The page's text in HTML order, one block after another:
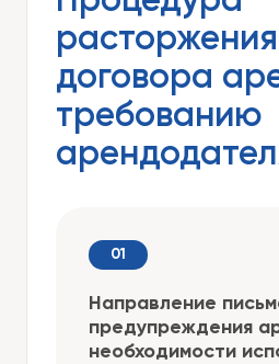
расторжения
договора
требованию
Направление
предупреждения
необходимости